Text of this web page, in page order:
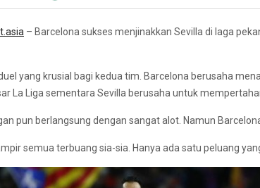
– Barcelona sukses menjinakkan Sevilla di laga
yang krusial bagi kedua tim. Barcelona berusaha
La Liga sementara Sevilla berusaha untuk
pun berlangsung dengan sangat alot. Namun
semua terbuang sia-sia. Hanya ada satu peluang